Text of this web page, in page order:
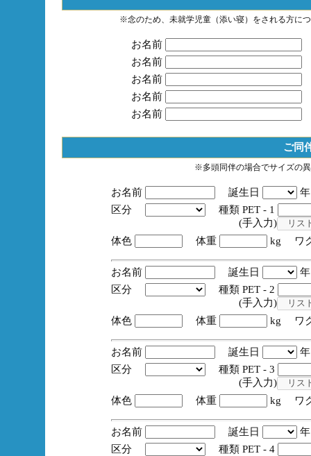
※念のため、未就学児童（添い寝）をされる方に
お名前
お名前
お名前
お名前
お名前
ご同
※多頭同伴の場合でサイズの
お名前 誕生日
区分
種類 PET - 1
(手入力)
体色
体重 kg ワ
お名前 誕生日
区分
種類 PET - 2
(手入力)
体色
体重 kg ワ
お名前 誕生日
区分
種類 PET - 3
(手入力)
体色
体重 kg ワ
お名前 誕生日
区分
種類 PET - 4